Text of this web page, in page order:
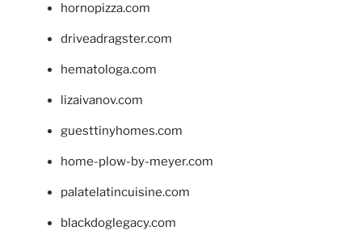
hornopizza.com
driveadragster.com
hematologa.com
lizaivanov.com
guesttinyhomes.com
home-plow-by-meyer.com
palatelatincuisine.com
blackdoglegacy.com